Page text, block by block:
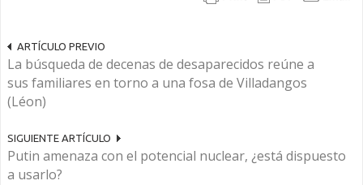
ARTÍCULO PREVIO
La búsqueda de decenas de desaparecidos reúne a
sus familiares en torno a una fosa de Villadangos
(Léon)
SIGUIENTE ARTÍCULO
Putin amenaza con el potencial nuclear, ¿está dispuesto
a usarlo?